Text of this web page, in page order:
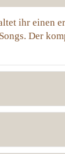
ihr einen
Der